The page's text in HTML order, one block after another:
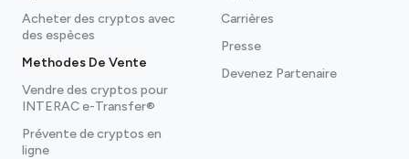
Acheter des cryptos avec
des espèces
Methodes De Vente
Vendre des cryptos pour
INTERAC e-Transfer®
Prévente de cryptos en
ligne
Carrières
Presse
Devenez Partenaire